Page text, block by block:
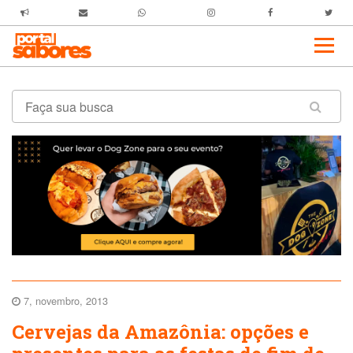
7, novembro, 2013
Cervejas da Amazônia: opções e